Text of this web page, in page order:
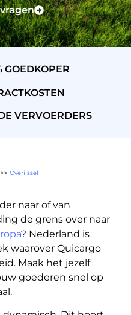
GOEDKOPER
VERVOERDERS
>> Overijssel
naar of van
de grens over naar
? Nederland is
waarover Quicargo
Maak het jezelf
goederen snel op